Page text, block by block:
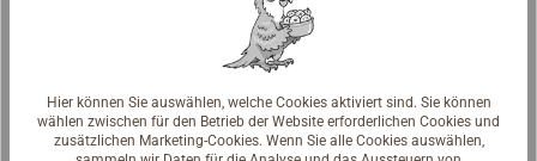
Hier können Sie auswählen, welche Cookies aktiviert sind. Sie können
wählen zwischen für den Betrieb der Website erforderlichen Cookies und
zusätzlichen Marketing-Cookies. Wenn Sie alle Cookies auswählen,